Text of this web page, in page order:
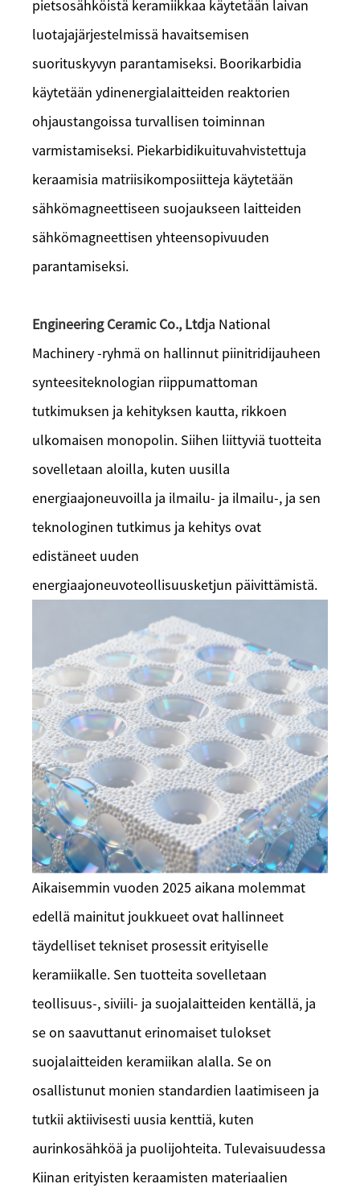
pietsosähköistä keramiikkaa käytetään laivan
luotajajärjestelmissä havaitsemisen
suorituskyvyn parantamiseksi. Boorikarbidia
käytetään ydinenergialaitteiden reaktorien
ohjaustangoissa turvallisen toiminnan
varmistamiseksi. Piekarbidikuituvahvistettuja
keraamisia matriisikomposiitteja käytetään
sähkömagneettiseen suojaukseen laitteiden
sähkömagneettisen yhteensopivuuden
parantamiseksi.
Engineering Ceramic Co., Ltdja National
Machinery -ryhmä on hallinnut piinitridijauheen
synteesiteknologian riippumattoman
tutkimuksen ja kehityksen kautta, rikkoen
ulkomaisen monopolin. Siihen liittyviä tuotteita
sovelletaan aloilla, kuten uusilla
energiaajoneuvoilla ja ilmailu- ja ilmailu-, ja sen
teknologinen tutkimus ja kehitys ovat
edistäneet uuden
energiaajoneuvoteollisuusketjun päivittämistä.
Aikaisemmin vuoden 2025 aikana molemmat
edellä mainitut joukkueet ovat hallinneet
täydelliset tekniset prosessit erityiselle
keramiikalle. Sen tuotteita sovelletaan
teollisuus-, siviili- ja suojalaitteiden kentällä, ja
se on saavuttanut erinomaiset tulokset
suojalaitteiden keramiikan alalla. Se on
osallistunut monien standardien laatimiseen ja
tutkii aktiivisesti uusia kenttiä, kuten
aurinkosähköä ja puolijohteita. Tulevaisuudessa
Kiinan erityisten keraamisten materiaalien